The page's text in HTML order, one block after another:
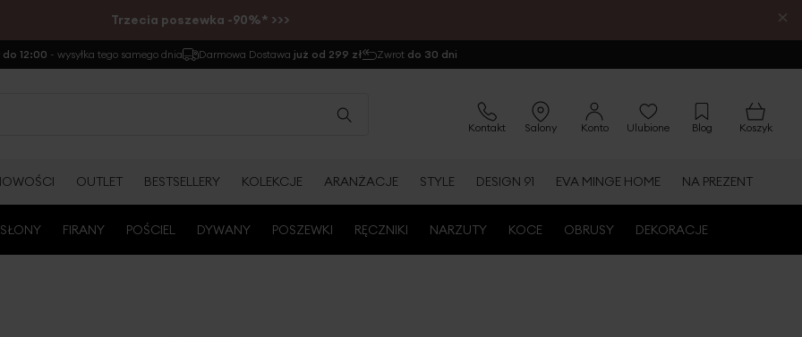
Trzecia poszewka -90%* >>> ×
12:00 - wysyłka tego samego dnia Darmowa Dostawa już od 299 zł Zwrot do 30 dni
Kontakt Salony Konto Ulubione Blog Koszyk
OUTLET BESTSELLERY KOLEKCJE ARANŻACJE STYLE DESIGN 91 EVA MINGE HOME NA PREZENT
FIRANY POŚCIEL DYWANY POSZEWKI RĘCZNIKI NARZUTY KOCE OBRUSY DEKORACJE